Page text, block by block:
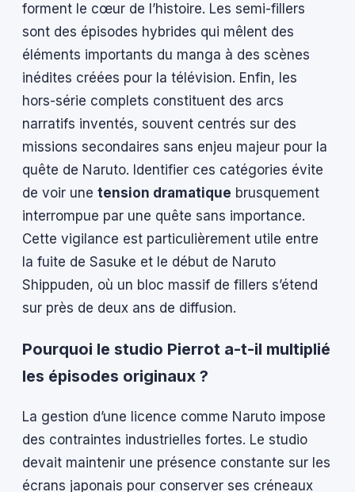
forment le cœur de l’histoire. Les semi-fillers
sont des épisodes hybrides qui mêlent des
éléments importants du manga à des scènes
inédites créées pour la télévision. Enfin, les
hors-série complets constituent des arcs
narratifs inventés, souvent centrés sur des
missions secondaires sans enjeu majeur pour la
quête de Naruto. Identifier ces catégories évite
de voir une tension dramatique brusquement
interrompue par une quête sans importance.
Cette vigilance est particulièrement utile entre
la fuite de Sasuke et le début de Naruto
Shippuden, où un bloc massif de fillers s’étend
sur près de deux ans de diffusion.
Pourquoi le studio Pierrot a-t-il multiplié
les épisodes originaux ?
La gestion d’une licence comme Naruto impose
des contraintes industrielles fortes. Le studio
devait maintenir une présence constante sur les
écrans japonais pour conserver ses créneaux